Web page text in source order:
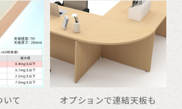
いて
オプションで連結天板も